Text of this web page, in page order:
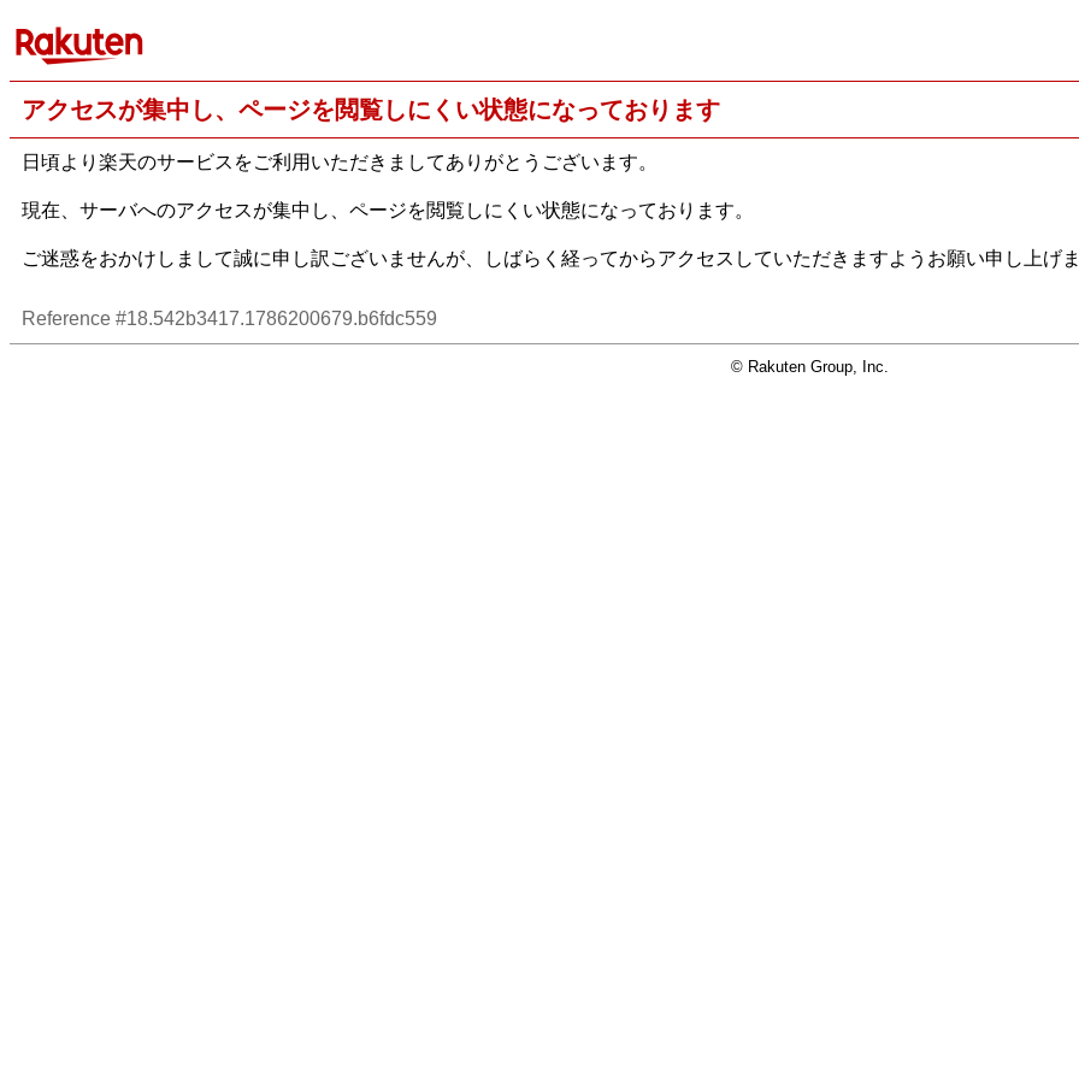
アクセスが集中し、ページを閲覧しにくい状態になっております
日頃より楽天のサービスをご利用いただきましてありがとうございます。
現在、サーバへのアクセスが集中し、ページを閲覧しにくい状態になっております。
ご迷惑をおかけしまして誠に申し訳ございませんが、しばらく経ってからアクセスしていただきますようお願い申し上げ
Reference #18.542b3417.1786200679.b6fdc559
© Rakuten Group, Inc.